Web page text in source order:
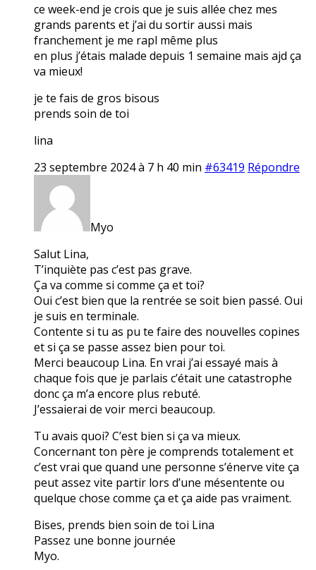
ce week-end je crois que je suis allée chez mes
grands parents et j’ai du sortir aussi mais
franchement je me rapl même plus
en plus j’étais malade depuis 1 semaine mais ajd ça
va mieux!
je te fais de gros bisous
prends soin de toi
lina
23 septembre 2024 à 7 h 40 min #63419 Répondre
Myo
Salut Lina,
T’inquiète pas c’est pas grave.
Ça va comme si comme ça et toi?
Oui c’est bien que la rentrée se soit bien passé. Oui
je suis en terminale.
Contente si tu as pu te faire des nouvelles copines
et si ça se passe assez bien pour toi.
Merci beaucoup Lina. En vrai j’ai essayé mais à
chaque fois que je parlais c’était une catastrophe
donc ça m’a encore plus rebuté.
J’essaierai de voir merci beaucoup.
Tu avais quoi? C’est bien si ça va mieux.
Concernant ton père je comprends totalement et
c’est vrai que quand une personne s’énerve vite ça
peut assez vite partir lors d’une mésentente ou
quelque chose comme ça et ça aide pas vraiment.
Bises, prends bien soin de toi Lina
Passez une bonne journée
Myo.